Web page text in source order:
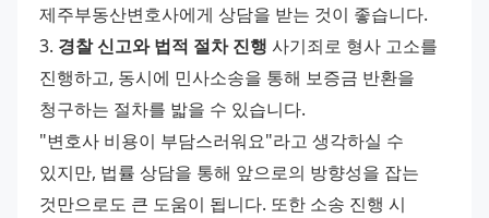
제주부동산변호사에게 상담을 받는 것이 좋습니다.
3. 경찰 신고와 법적 절차 진행 사기죄로 형사 고소를
진행하고, 동시에 민사소송을 통해 보증금 반환을
청구하는 절차를 밟을 수 있습니다.
"변호사 비용이 부담스러워요"라고 생각하실 수
있지만, 법률 상담을 통해 앞으로의 방향성을 잡는
것만으로도 큰 도움이 됩니다. 또한 소송 진행 시